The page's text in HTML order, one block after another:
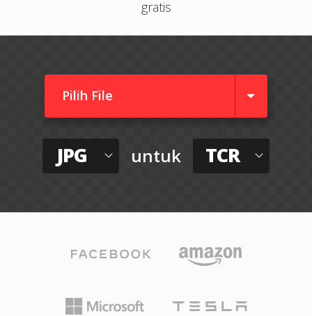
gratis
Pilih File
JPG untuk TCR